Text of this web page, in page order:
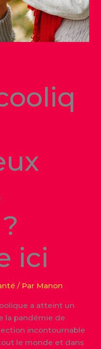
ici
/ Par Manon
a atteint un
la pandémie de
incontournable
le monde et dans